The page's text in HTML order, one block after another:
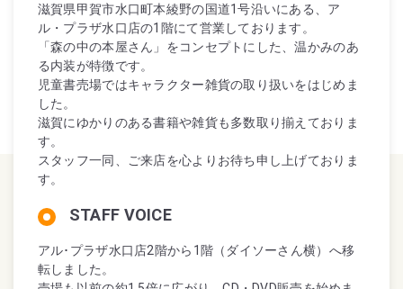
滋賀県甲賀市水口町本綾野の国道1号沿いにある、ア
ル・プラザ水口店の1階にて営業しております。
「森の中の本屋さん」をコンセプトにした、温かみのあ
る内装が特徴です。
児童書売場ではキャラクター雑貨の取り扱いをはじめま
した。
滋賀にゆかりのある書籍や雑貨も多数取り揃えておりま
す。
スタッフ一同、ご来店を心よりお待ち申し上げておりま
す。
STAFF VOICE
アル･プラザ水口店2階から1階（ダイソーさん横）へ移
転しました。